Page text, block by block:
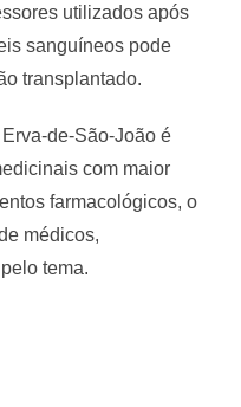
utilizados após
sanguíneos pode
transplantado.
de-São-João é
com maior
farmacológicos, o
médicos,
tema.